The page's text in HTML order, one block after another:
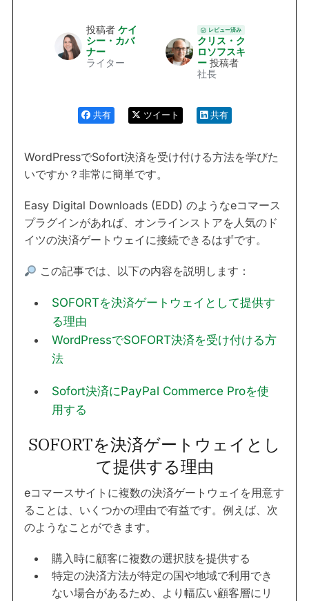
投稿者 ケイ
シー・カバ
ナー
ライター
レビュー済み
クリス・ク
ロソフスキ
ー 投稿者
社長
共有 ツイート 共有
WordPressでSofort決済を受け付ける方法を学びた
いですか？非常に簡単です。
Easy Digital Downloads (EDD) のようなeコマース
プラグインがあれば、オンラインストアを人気のド
イツの決済ゲートウェイに接続できるはずです。
この記事では、以下の内容を説明します：
SOFORTを決済ゲートウェイとして提供す
る理由
WordPressでSOFORT決済を受け付ける方
法
Sofort決済にPayPal Commerce Proを使
用する
SOFORTを決済ゲートウェイとし
て提供する理由
eコマースサイトに複数の決済ゲートウェイを用意す
ることは、いくつかの理由で有益です。例えば、次
のようなことができます。
購入時に顧客に複数の選択肢を提供する
特定の決済方法が特定の国や地域で利用でき
ない場合があるため、より幅広い顧客層にリ